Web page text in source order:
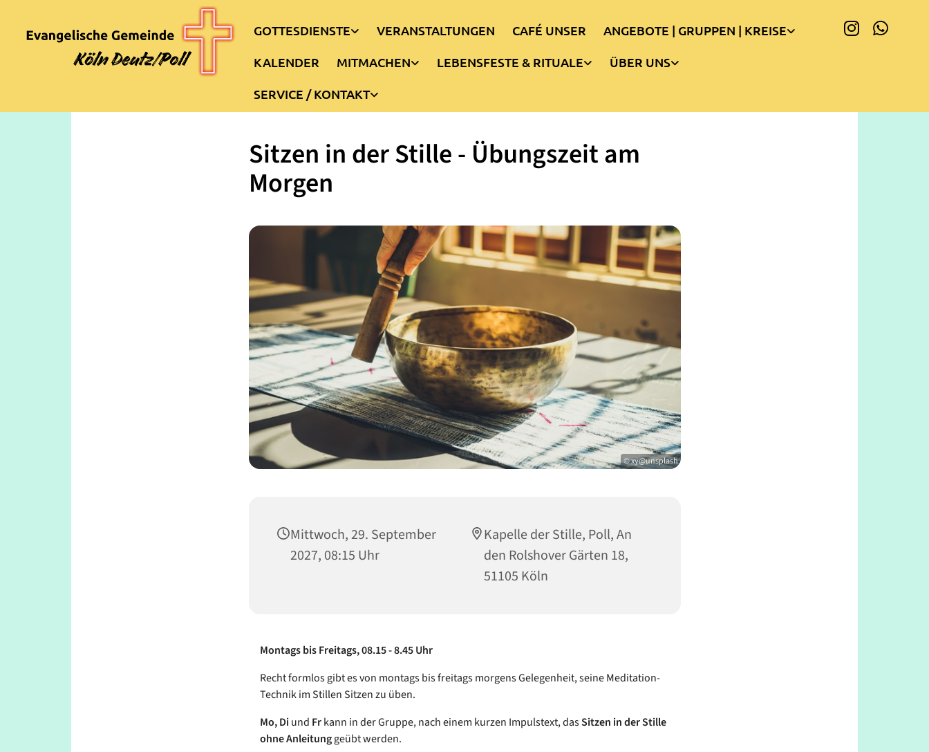
GOTTESDIENSTE VERANSTALTUNGEN CAFÉ UNSER
ANGEBOTE | GRUPPEN | KREISE
KALENDER
MITMACHEN LEBENSFESTE & RITUALE
ÜBER UNS
SERVICE / KONTAKT
Sitzen in der Stille - Übungszeit am
Morgen
© xy@unsplash
Mittwoch, 29. September
2027, 08:15 Uhr
Kapelle der Stille, Poll, An
den Rolshover Gärten 18,
51105 Köln
Montags bis Freitags, 08.15 - 8.45 Uhr
Recht formlos gibt es von montags bis freitags morgens Gelegenheit, seine Meditation-
Technik im Stillen Sitzen zu üben.
Mo, Diund Frkann in der Gruppe, nach einem kurzen Impulstext, dasSitzen in der Stille
ohne Anleitunggeübt werden.